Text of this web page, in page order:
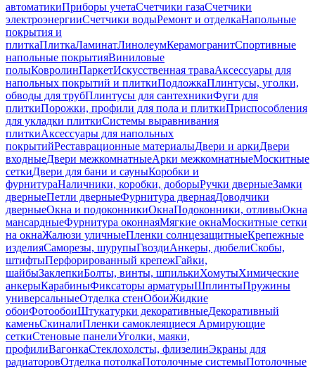
автоматикиПриборы учетаСчетчики газаСчетчики
электроэнергииСчетчики водыРемонт и отделкаНапольные
покрытия и
плиткаПлиткаЛаминатЛинолеумКерамогранитСпортивные
напольные покрытияВиниловые
полыКовролинПаркетИскусственная траваАксессуары для
напольных покрытий и плиткиПодложкаПлинтусы, уголки,
обводы для трубПлинтусы для сантехникиФуги для
плиткиПорожки, профили для пола и плиткиПриспособления
для укладки плиткиСистемы выравнивания
плиткиАксессуары для напольных
покрытийРеставрационные материалыДвери и аркиДвери
входныеДвери межкомнатныеАрки межкомнатныеМоскитные
сеткиДвери для бани и сауныКоробки и
фурнитураНаличники, коробки, доборыРучки дверныеЗамки
дверныеПетли дверныеФурнитура двернаяДоводчики
дверныеОкна и подоконникиОкнаПодоконники, отливыОкна
мансардныеФурнитура оконнаяМягкие окнаМоскитные сетки
на окнаЖалюзи уличныеПленки солнцезащитныеКрепежные
изделияСаморезы, шурупыГвоздиАнкеры, дюбелиСкобы,
штифтыПерфорированный крепежГайки,
шайбыЗаклепкиБолты, винты, шпилькиХомутыХимические
анкерыКарабиныФиксаторы арматурыШплинтыПружины
универсальныеОтделка стенОбоиЖидкие
обоиФотообоиШтукатурки декоративныеДекоративный
каменьСкиналиПленки самоклеящиеся Армирующие
сеткиСтеновые панелиУголки, маяки,
профилиВагонкаСтеклохолсты, флизелинЭкраны для
радиаторовОтделка потолкаПотолочные системыПотолочные